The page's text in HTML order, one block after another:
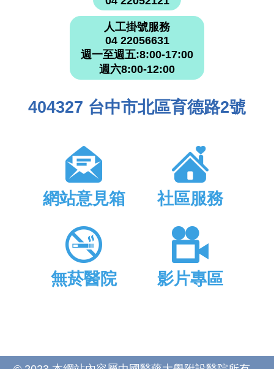
人工掛號服務
04 22056631
週一至週五:8:00-17:00
週六8:00-12:00
404327 台中市北區育德路2號
網站意見箱 社區服務
無菸醫院 影片專區